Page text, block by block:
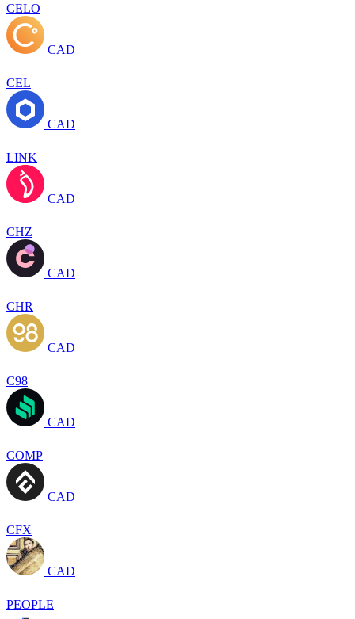
CELO
CAD
CEL
CAD
LINK
CAD
CHZ
CAD
CHR
CAD
C98
CAD
COMP
CAD
CFX
CAD
PEOPLE